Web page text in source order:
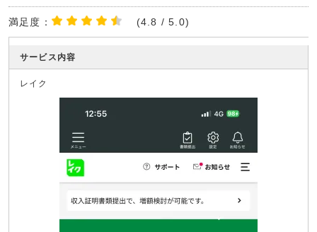
満足度： (4.8 / 5.0)
サービス内容
レイク